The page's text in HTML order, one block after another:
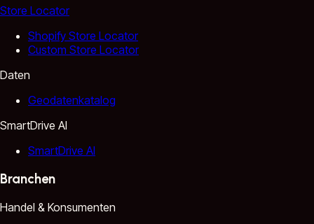
Store Locator
Shopify Store Locator
Custom Store Locator
Daten
Geodatenkatalog
SmartDrive AI
SmartDrive AI
Branchen
Handel & Konsumenten